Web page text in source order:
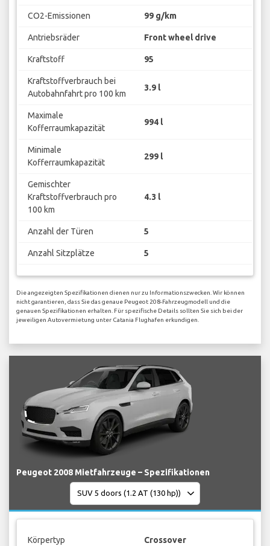
CO2-Emissionen 99 g/km
Antriebsräder Front wheel drive
Kraftstoff 95
Kraftstoffverbrauch bei
Autobahnfahrt pro 100 km
3.9 l
Maximale
Kofferraumkapazität
994 l
Minimale
Kofferraumkapazität
299 l
Gemischter
Kraftstoffverbrauch pro
100 km
4.3 l
Anzahl der Türen 5
Anzahl Sitzplätze 5
Die angezeigten Spezifikationen dienen nur zu Informationszwecken. Wir können
nicht garantieren, dass Sie das genaue Peugeot 208-Fahrzeugmodell und die
genauen Spezifikationen erhalten. Für spezifische Details sollten Sie sich bei der
jeweiligen Autovermietung unter Catania Flughafen erkundigen.
Peugeot 2008 Mietfahrzeuge – Spezifikationen
Körpertyp Crossover